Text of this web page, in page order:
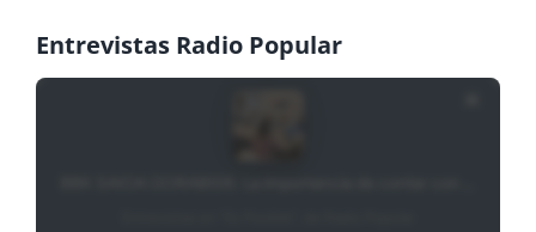
Entrevistas Radio Popular